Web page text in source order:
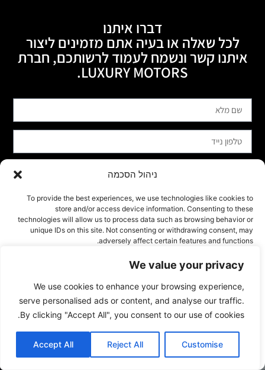
We value your privacy
We use cookies to enhance your browsing experience,
serve personalised ads or content, and analyse our traffic.
By clicking "Accept All", you consent to our use of cookies.
Customise
Reject All
Accept All
ניהול הסכמה
To provide the best experiences, we use technologies like cookies to
store and/or access device information. Consenting to these
technologies will allow us to process data such as browsing behavior or
unique IDs on this site. Not consenting or withdrawing consent, may
adversely affect certain features and functions.
דחייה
Cookie Policy
דברו איתנו
לכל שאלה או בעיה אתם מזמינים ליצור
איתנו קשר ונשמח לעמוד לרשותכם, חברת
LUXURY MOTORS.